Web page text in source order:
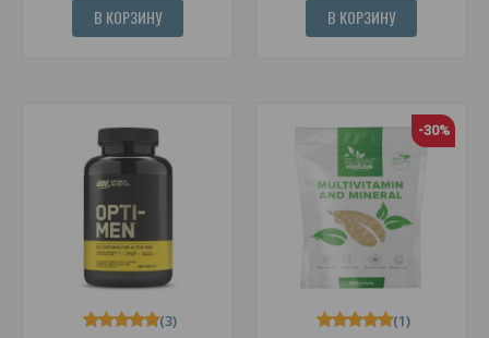
В КОРЗИНУ В КОРЗИНУ
(3)
-30%
(1)